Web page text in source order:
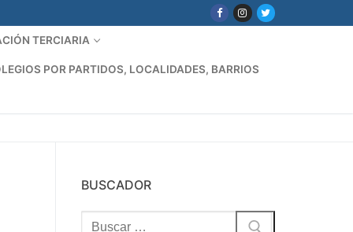
TERCIARIA
POR PARTIDOS, LOCALIDADES, BARRIOS
BUSCADOR
Buscar: